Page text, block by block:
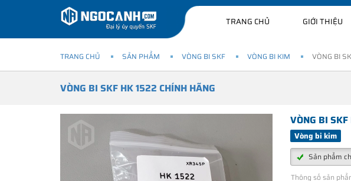
TRANG CHỦ GIỚI THIỆU
TRANG CHỦ SẢN PHẨM VÒNG BI SKF VÒNG BI KIM VÒNG BI
VÒNG BI SKF HK 1522 CHÍNH HÃNG
VÒNG BI
Vòng bi kim
Sản phẩm
Thông số sản